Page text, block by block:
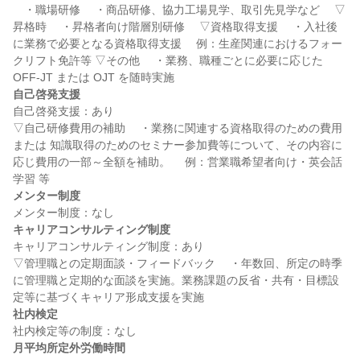
・職場研修 　・商品研修、協力工場見学、取引先見学など　 ▽
昇格時 　・昇格者向け階層別研修 　▽資格取得支援 　・入社後
に業務で必要となる資格取得支援 　例：生産関連におけるフォー
クリフト免許等 ▽その他 　・業務、職種ごとに必要に応じた
自己啓発支援
自己啓発支援：あり
▽自己研修費用の補助 　・業務に関連する資格取得のための費用
または 知識取得のためのセミナー参加費等について、その内容に
応じ費用の一部～全額を補助。 　例：営業職希望者向け・英会話
メンター制度
キャリアコンサルティング制度
キャリアコンサルティング制度：あり
▽管理職との定期面談・フィードバック 　・年数回、所定の時季
に管理職と定期的な面談を実施。業務課題の反省・共有・目標設
社内検定
月平均所定外労働時間